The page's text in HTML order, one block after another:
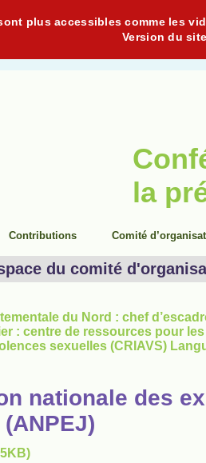
plus accessibles comme les
Version du
la
Contributions Comité
du comité
du Nord : chef
: centre de ressources pour
sexuelles (CRIAVS)
nationale des